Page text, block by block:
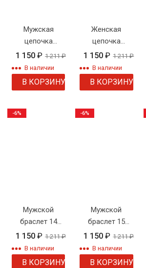
Мужская
цепочка
плетения
"Панцирное"
1 150 ₽ 1 211₽
В наличии
В КОРЗИНУ
Женская
цепочка
плетения
"Сингапур"
1 150₽ 1 211₽
В наличии
В КОРЗИНУ
Мужской
браслет 14
панцирь
1 150 ₽ 1 211₽
В наличии
В КОРЗИНУ
-6%
Мужской
браслет 15
плетение
панцирное
плоское
1 150₽ 1 211₽
В наличии
В КОРЗИНУ
-6%